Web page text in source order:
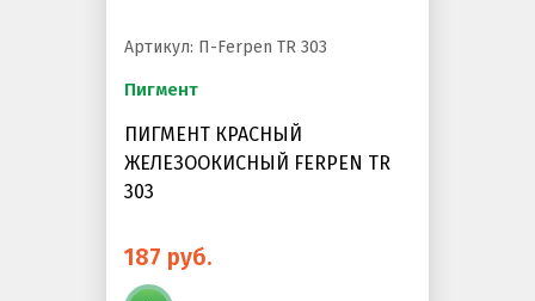
Артикул: П-Ferpen TR 303
Пигмент
ПИГМЕНТ КРАСНЫЙ
ЖЕЛЕЗООКИСНЫЙ FERPEN TR
303
187 руб.